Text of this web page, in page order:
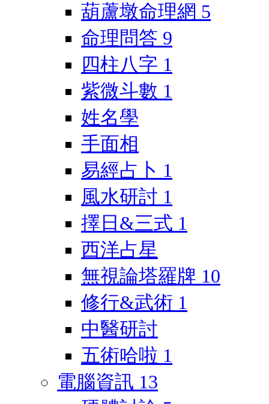
葫蘆墩命理網 5
命理問答 9
四柱八字 1
紫微斗數 1
姓名學
手面相
易經占卜 1
風水研討 1
擇日&三式 1
西洋占星
無視論塔羅牌 10
修行&武術 1
中醫研討
五術哈啦 1
電腦資訊 13